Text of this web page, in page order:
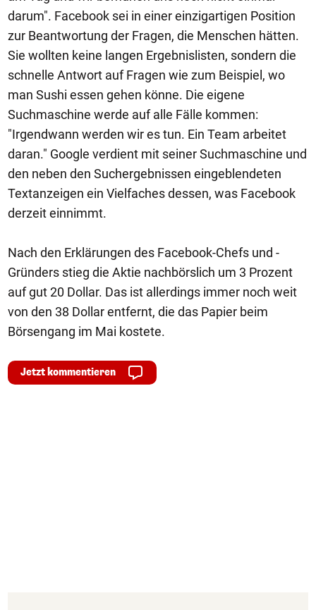
darum". Facebook sei in einer einzigartigen Position
zur Beantwortung der Fragen, die Menschen hätten.
Sie wollten keine langen Ergebnislisten, sondern die
schnelle Antwort auf Fragen wie zum Beispiel, wo
man Sushi essen gehen könne. Die eigene
Suchmaschine werde auf alle Fälle kommen:
"Irgendwann werden wir es tun. Ein Team arbeitet
daran." Google verdient mit seiner Suchmaschine und
den neben den Suchergebnissen eingeblendeten
Textanzeigen ein Vielfaches dessen, was Facebook
derzeit einnimmt.
Nach den Erklärungen des Facebook-Chefs und -
Gründers stieg die Aktie nachbörslich um 3 Prozent
auf gut 20 Dollar. Das ist allerdings immer noch weit
von den 38 Dollar entfernt, die das Papier beim
Börsengang im Mai kostete.
Jetzt kommentieren